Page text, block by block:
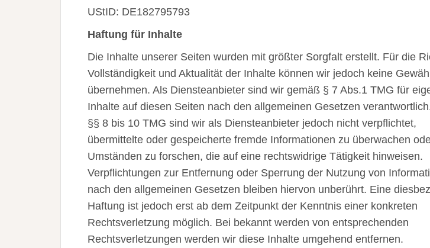
UStID: DE182795793
Haftung für Inhalte
Die Inhalte unserer Seiten wurden mit größter Sorgfalt erstellt. Für die
Vollständigkeit und Aktualität der Inhalte können wir jedoch keine
übernehmen. Als Diensteanbieter sind wir gemäß § 7 Abs.1 TMG für
Inhalte auf diesen Seiten nach den allgemeinen Gesetzen
§§ 8 bis 10 TMG sind wir als Diensteanbieter jedoch nicht verpflichtet,
übermittelte oder gespeicherte fremde Informationen zu überwachen
Umständen zu forschen, die auf eine rechtswidrige Tätigkeit hinweisen.
Verpflichtungen zur Entfernung oder Sperrung der Nutzung von
nach den allgemeinen Gesetzen bleiben hiervon unberührt. Eine
Haftung ist jedoch erst ab dem Zeitpunkt der Kenntnis einer konkreten
Rechtsverletzung möglich. Bei bekannt werden von entsprechenden
Rechtsverletzungen werden wir diese Inhalte umgehend entfernen.